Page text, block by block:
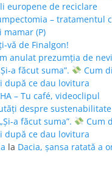
europene de reciclare
– tratamentul
(P)
vă de Finalgon!
anulat prezumția de
a făcut suma”.
Cum
după ce dau lovitura
– Tu café, videoclipul
despre sustenabilitate
„Și-a făcut suma”.
Cum
după ce dau lovitura
la Dacia, șansa ratată a